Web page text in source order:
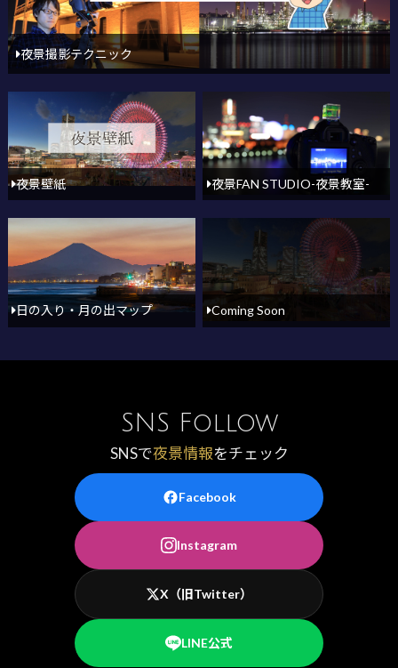
夜景撮影テクニック
夜景壁紙 夜景FAN STUDIO-夜景教室-
日の入り・月の出マップ Coming Soon
SNS Follow
SNSで夜景情報をチェック
Facebook
Instagram
X（旧Twitter）
LINE公式